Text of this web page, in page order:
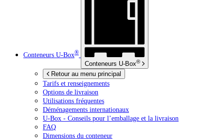
Conteneurs U-Box®
Conteneurs U-Box®
Retour au menu principal
Tarifs et renseignements
Options de livraison
Utilisations fréquentes
Déménagements internationaux
U-Box - Conseils pour l’emballage et la livraison
FAQ
Dimensions du conteneur